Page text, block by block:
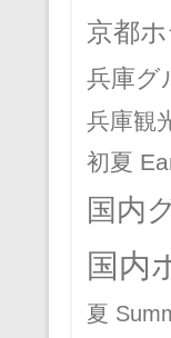
京都
兵庫グ
兵庫観
初夏
国内
国内
夏